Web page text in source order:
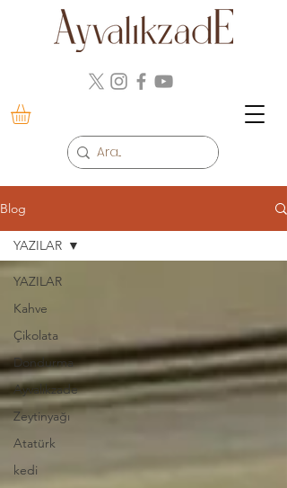
Blog
YAZILAR
Kahve
Çikolata
Dondurma
Ayvalıkzade
Zeytinyağı
Atatürk
kedi
YAZILAR